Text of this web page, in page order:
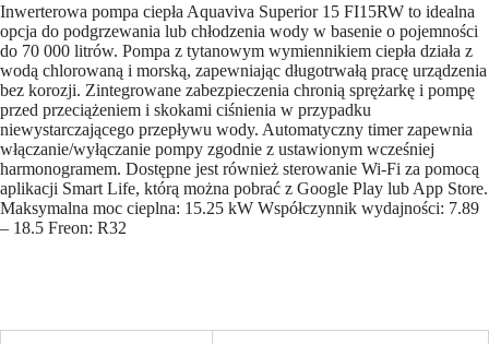
Inwerterowa pompa ciepła Aquaviva Superior 15 FI15RW to idealna
opcja do podgrzewania lub chłodzenia wody w basenie o pojemności
do 70 000 litrów. Pompa z tytanowym wymiennikiem ciepła działa z
wodą chlorowaną i morską, zapewniając długotrwałą pracę urządzenia
bez korozji. Zintegrowane zabezpieczenia chronią sprężarkę i pompę
przed przeciążeniem i skokami ciśnienia w przypadku
niewystarczającego przepływu wody. Automatyczny timer zapewnia
włączanie/wyłączanie pompy zgodnie z ustawionym wcześniej
harmonogramem. Dostępne jest również sterowanie Wi-Fi za pomocą
aplikacji Smart Life, którą można pobrać z Google Play lub App Store.
Maksymalna moc cieplna: 15.25 kW Współczynnik wydajności: 7.89
– 18.5 Freon: R32